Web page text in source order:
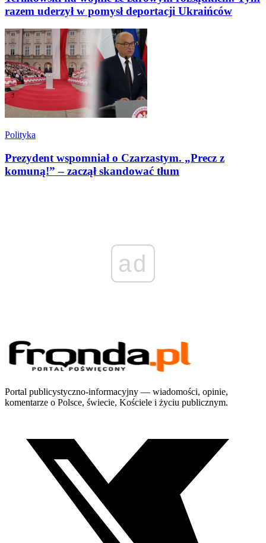
razem uderzył w pomysł deportacji Ukraińców
Polityka
Prezydent wspomniał o Czarzastym. „Precz z
komuną!” – zaczął skandować tłum
ad
Portal publicystyczno-informacyjny — wiadomości, opinie,
komentarze o Polsce, świecie, Kościele i życiu publicznym.